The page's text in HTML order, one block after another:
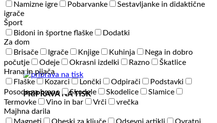
PRIPRAVA NA TISK
Namizne igre
Pobarvanke
Sestavljanke in didaktične
igrače
Šport
Bidoni in športne flaške
Dodatki
Za dom
Brisače
Igrače Knjige Kuhinja
Nega in dobro
počutje
Odeje Okrasni izdelki Razno
Škatlice
Hrana in pijača
Flaške
Kozarci Lončki Odpirači
Podstavki
Posode za hrano
Skodele Skodelice
Slamice
Termovke
Vino in bar Vrči
vrečka
Majhna darila